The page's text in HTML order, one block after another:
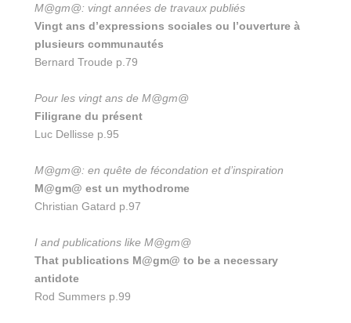
M@gm@: vingt années de travaux publiés
Vingt ans d’expressions sociales ou l’ouverture à
plusieurs communautés
Bernard Troude p.79
Pour les vingt ans de M@gm@
Filigrane du présent
Luc Dellisse p.95
M@gm@: en quête de fécondation et d’inspiration
M@gm@ est un mythodrome
Christian Gatard p.97
I and publications like M@gm@
That publications M@gm@ to be a necessary
antidote
Rod Summers p.99